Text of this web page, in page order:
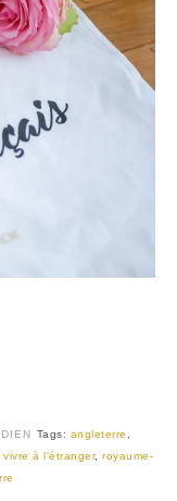
Tags: angleterre
vivre à l'étranger,royaume-